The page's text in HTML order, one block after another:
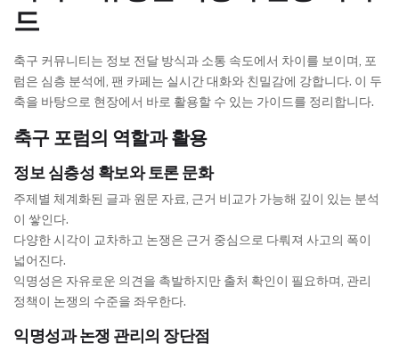
드
축구 커뮤니티는 정보 전달 방식과 소통 속도에서 차이를 보이며, 포
럼은 심층 분석에, 팬 카페는 실시간 대화와 친밀감에 강합니다. 이 두
축을 바탕으로 현장에서 바로 활용할 수 있는 가이드를 정리합니다.
축구 포럼의 역할과 활용
정보 심층성 확보와 토론 문화
주제별 체계화된 글과 원문 자료, 근거 비교가 가능해 깊이 있는 분석
이 쌓인다.
다양한 시각이 교차하고 논쟁은 근거 중심으로 다뤄져 사고의 폭이
넓어진다.
익명성은 자유로운 의견을 촉발하지만 출처 확인이 필요하며, 관리
정책이 논쟁의 수준을 좌우한다.
익명성과 논쟁 관리의 장단점